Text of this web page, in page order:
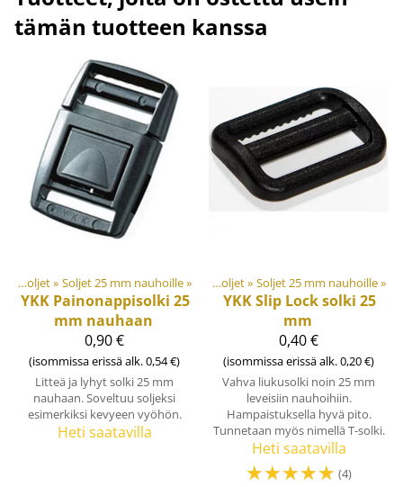
tämän tuotteen kanssa
Soljet ja säätösoljet‪» Soljet 25 mm nauhoille‪»
YKK Painonappisolki 25
mm nauhaan
0,90 €
(isommissa erissä alk. 0,54 €)
Litteä ja lyhyt solki 25 mm
nauhaan. Soveltuu soljeksi
esimerkiksi kevyeen vyöhön.
Heti saatavilla
Muovi- ja metalliosat ‪» Soljet ja säätösoljet‪» Soljet 25 mm nauhoille‪»
YKKSlip Lock solki 25
mm
0,40 €
(isommissa erissä alk. 0,20 €)
Vahva liukusolki noin 25 mm
leveisiin nauhoihiin.
Hampaistuksella hyvä pito.
Tunnetaan myös nimellä T-solki.
Heti saatavilla
☆☆☆☆☆ (4)